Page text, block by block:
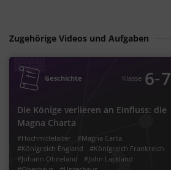
Zugehörige Videos und Aufgaben
Geschichte Klasse 6‐7
Die Könige verlieren an Einfluss: die
Magna Charta
#Hochmittelalter
#Magna Carta
#Königreich England
#Königreich Frankreich
#Johann Ohneland
#John Lackland